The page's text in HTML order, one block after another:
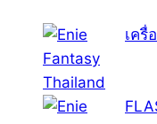
เครื่